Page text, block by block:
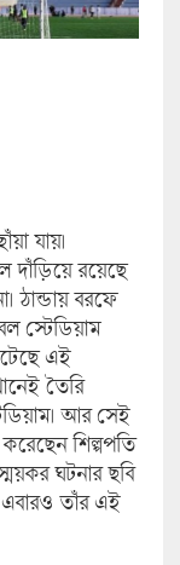
যায়।
দাঁড়িয়ে রয়েছে
ঠান্ডায় বরফে
স্টেডিয়াম
এই
তৈরি
আর সেই
শিল্পপতি
ঘটনার ছবি
তাঁর এই